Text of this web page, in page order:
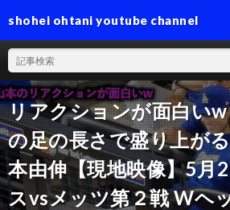
shohei ohtani youtube channel
リアクションが面白い
の足の長さで盛り上が
本由伸【現地映像】5月
スvsメッツ第２戦 Wヘ